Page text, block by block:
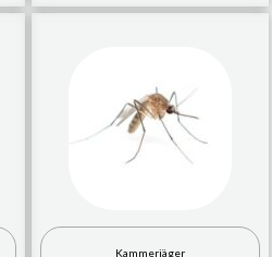
Kammerjäger